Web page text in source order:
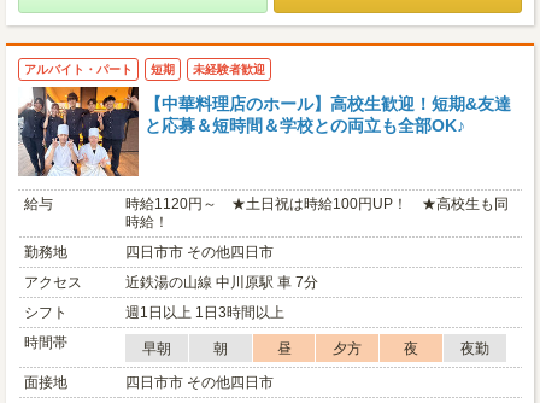
アルバイト・パート 短期 未経験者歓迎
【中華料理店のホール】⾼校⽣歓迎！短期&友達
と応募＆短時間＆学校との両⽴も全部OK♪
給与
時給1120円～ ★土日祝は時給100円UP！ ★高校生も同
時給！
勤務地
四日市市 その他四日市
アクセス
近鉄湯の山線 中川原駅 車 7分
シフト
週1日以上 1日3時間以上
時間帯
早朝 朝 昼 夕方 夜
夜勤
面接地
四日市市 その他四日市